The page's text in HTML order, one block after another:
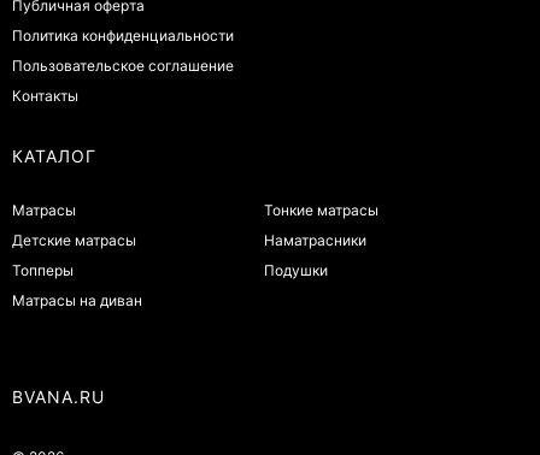
Публичная оферта
Политика конфиденциальности
Пользовательское соглашение
Контакты
КАТАЛОГ
Матрасы
Детские матрасы
Топперы
Матрасы на диван
Тонкие матрасы
Наматрасники
Подушки
BVANA.RU